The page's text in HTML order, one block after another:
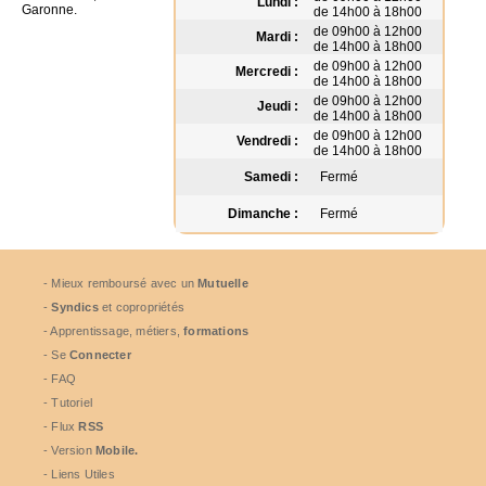
de 14h00 à 18h00
Mardi :
de 09h00 à 12h00
de 14h00 à 18h00
Mercredi :
de 09h00 à 12h00
de 14h00 à 18h00
Jeudi :
de 09h00 à 12h00
de 14h00 à 18h00
Vendredi :
de 09h00 à 12h00
de 14h00 à 18h00
Samedi :
Fermé
Dimanche : Fermé
Garonne.
- Mieux remboursé avec unMutuelle
-Syndicset copropriétés
- Apprentissage, métiers,formations
- Se Connecter
- FAQ
- Tutoriel
- FluxRSS
- Version Mobile.
- Liens Utiles